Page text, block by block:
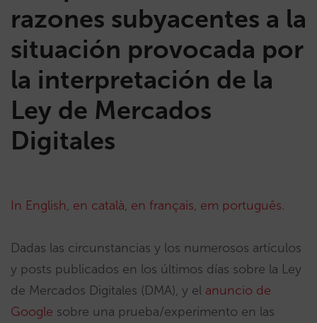
razones subyacentes a la
situación provocada por
la interpretación de la
Ley de Mercados
Digitales
In English, en català, en français, em português.
Dadas las circunstancias y los numerosos artículos
y posts publicados en los últimos días sobre la Ley
de Mercados Digitales (DMA), y el anuncio de
Google sobre una prueba/experimento en las